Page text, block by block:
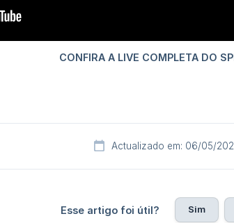
Actualizado em: 06/05/
Esse artigo foi útil? Sim